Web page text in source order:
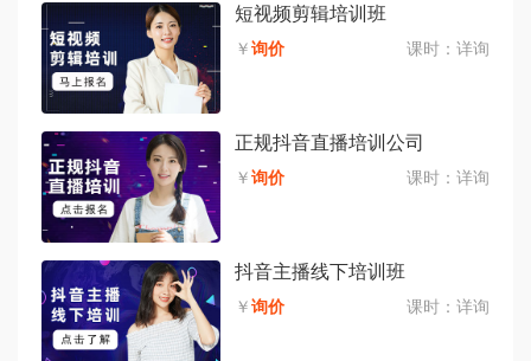
短视频剪辑培训班
￥询价 课时： 详询
正规抖音直播培训公司
￥询价 课时： 详询
抖音主播线下培训班
￥询价 课时： 详询